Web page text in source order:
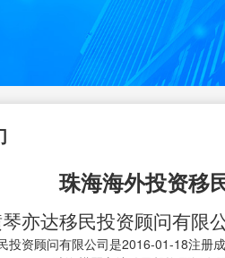
珠海海外投资移
亦达移民投资顾问有限
投资顾问有限公司是2016-01-18注册